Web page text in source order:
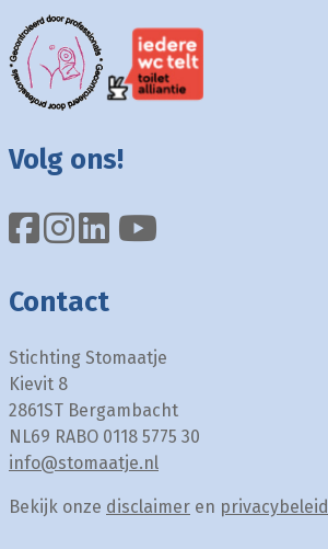
Volg ons!
Contact
Stichting Stomaatje
Kievit 8
2861ST Bergambacht
NL69 RABO 0118 5775 30
info@stomaatje.nl
Bekijk onze disclaimer en privacybeleid